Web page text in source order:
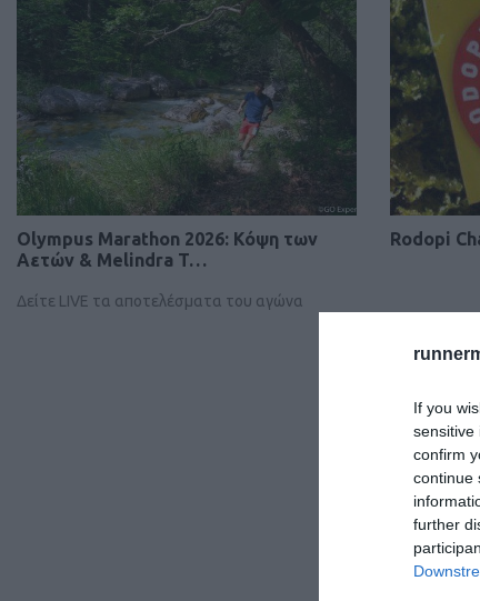
If you
sensitive
confirm
continue
further
Olympus Marathon 2026: Κόψη των
Αετών & Melindra T…
Δείτε LIVE τα αποτελέσματα του αγώνα
Rodopi